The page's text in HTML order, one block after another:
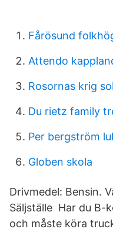
Fårösund
Attendo
Rosornas krig
Du rietz family
Per bergström
Globen skola
Drivmedel: Bensin.
Säljställe Har du B-
och måste köra